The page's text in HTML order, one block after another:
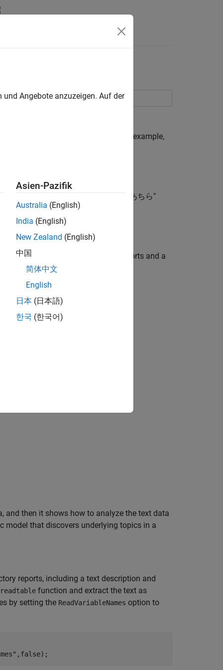
affects statistical analysis. For example,
there"), "あたり" ("around"), and "あちら"
text data from a set of factory reports and a
and then it shows how to analyze the text data
model that discovers underlying topics in a
reports, including a text description and
readtable function and extract the text as
by setting the ReadVariableNames option to
,false);
Angebote anzuzeigen. Auf der
Asien-Pazifik
Australia (English)
India (English)
New Zealand (English)
中国
简体中文
English
日本 (日本語)
한국 (한국어)